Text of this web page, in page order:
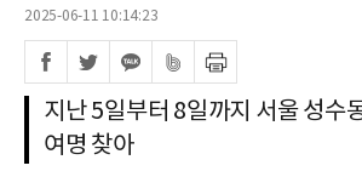
2025-06-11 10:14:23
지난 5일부터 8일까지 서울 성
여명 찾아